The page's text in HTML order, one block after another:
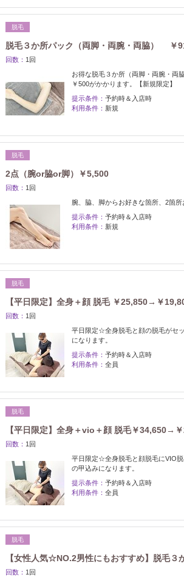
脱毛
脱毛３か所パック（両脚・両腕・両脇） ￥
回数： 1回
お得な脱毛３か所（両脚・両腕・両
￥500がかかります。【新規限定】
提示条件： 予約時＆入店時
利用条件： 新規
脱毛
2点（腕or脇or脚）￥5,500
回数： 1回
腕、脇、脚からお好きな箇所、2箇所
提示条件： 予約時＆入店時
利用条件： 新規
脱毛
【平日限定】全身＋顔 脱毛 ￥25,850→￥
回数： 1回
平日限定☆全身脱毛と顔の脱毛がセ
になります。
提示条件： 予約時＆入店時
利用条件： 全員
脱毛
【平日限定】全身＋vio＋顔 脱毛￥34,650→
回数： 1回
平日限定☆全身脱毛と顔脱毛にVIO
の甲込みになります。
提示条件： 予約時＆入店時
利用条件： 全員
脱毛
【女性人気☆NO.2男性にもおすすめ】脱毛
回数： 1回